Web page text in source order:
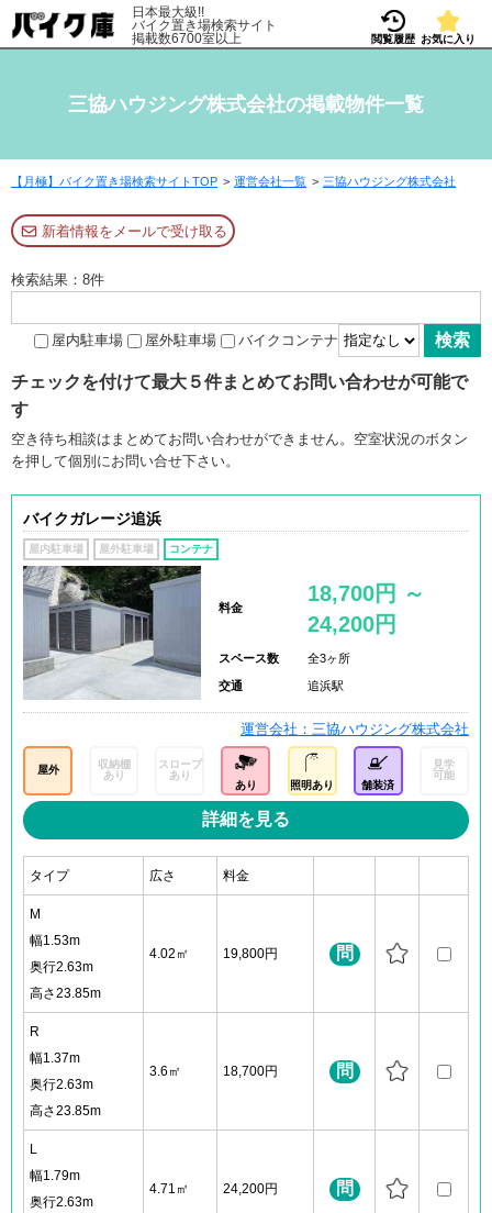
日本最大級!!
バイク置き場検索サイト
掲載数6700室以上
閲覧履歴 お気に入り
三協ハウジング株式会社の掲載物件一覧
【月極】バイク置き場検索サイトTOP 運営会社一覧 三協ハウジング株式会社
新着情報をメールで受け取る
検索結果：8件
屋内駐車場 屋外駐車場 バイクコンテナ
チェックを付けて最大５件まとめてお問い合わせが可能で
す
空き待ち相談はまとめてお問い合わせができません。空室状況のボタン
を押して個別にお問い合せ下さい。
バイクガレージ追浜
屋内駐車場 屋外駐車場 コンテナ
料金
18,700円 ～
24,200円
スペース数 全3ヶ所
交通 追浜駅
運営会社：三協ハウジング株式会社
屋外
収納棚
あり
スロープ
あり
あり 照明あり 舗装済
見学
可能
詳細を見る
タイプ 広さ 料金
M
幅1.53m
奥行2.63m
高さ23.85m
4.02㎡ 19,800円 問
R
幅1.37m
奥行2.63m
高さ23.85m
3.6㎡ 18,700円 問
L
幅1.79m
奥行2.63m
4.71㎡ 24,200円 問